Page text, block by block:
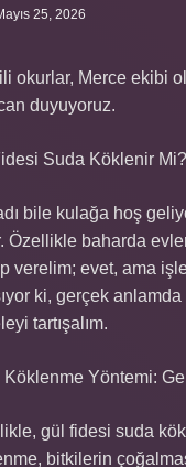
25, 2026
okurlar, Merce ekibi
duyuyoruz.
Suda Köklenir Mi?
bile kulağa hoş
Özellikle baharda
verelim; evet, ama
ki, gerçek
tartışalım.
Köklenme Yöntemi:
gül fidesi suda
bitkilerin